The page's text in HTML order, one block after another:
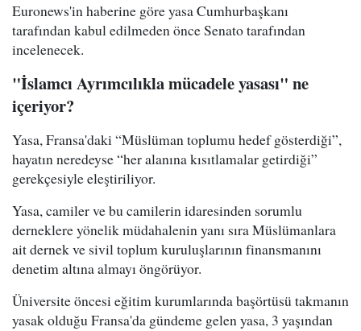
Euronews'in haberine göre yasa Cumhurbaşkanı
tarafından kabul edilmeden önce Senato tarafından
incelenecek.
"İslamcı Ayrımcılıkla mücadele yasası" ne
içeriyor?
Yasa, Fransa'daki “Müslüman toplumu hedef gösterdiği”,
hayatın neredeyse “her alanına kısıtlamalar getirdiği”
gerekçesiyle eleştiriliyor.
Yasa, camiler ve bu camilerin idaresinden sorumlu
derneklere yönelik müdahalenin yanı sıra Müslümanlara
ait dernek ve sivil toplum kuruluşlarının finansmanını
denetim altına almayı öngörüyor.
Üniversite öncesi eğitim kurumlarında başörtüsü takmanın
yasak olduğu Fransa'da gündeme gelen yasa, 3 yaşından